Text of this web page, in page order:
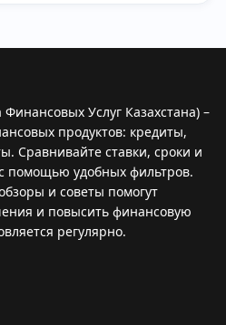
Услуг Казахстана) –
продуктов: кредиты,
Сравнивайте ставки, сроки и
помощью удобных фильтров.
и советы помогут
и повысить финансовую
регулярно.